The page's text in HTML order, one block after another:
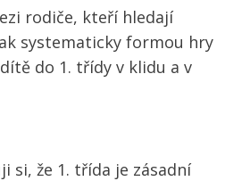
rodiče, kteří hledají
systematicky formou hry
do 1. třídy v klidu a v
si, že 1. třída je zásadní